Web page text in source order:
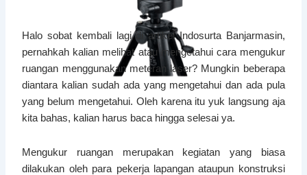
Halo sobat kembali lagi di artikel Indosurta Banjarmasin,
pernahkah kalian melihat atau mengetahui cara mengukur
ruangan menggunakan meteran laser? Mungkin beberapa
diantara kalian sudah ada yang mengetahui dan ada pula
yang belum mengetahui. Oleh karena itu yuk langsung aja
kita bahas, kalian harus baca hingga selesai ya.
Mengukur ruangan merupakan kegiatan yang biasa
dilakukan oleh para pekerja lapangan ataupun konstruksi